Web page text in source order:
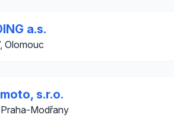
a.s.
Olomouc
s.r.o.
Modřany